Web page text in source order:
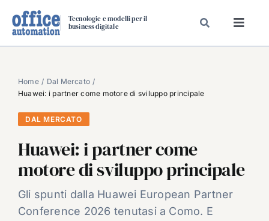
Tecnologie e modelli per il
business digitale
SPECIAL PAPER
TAVOLE ROTONDE DI REDAZIONE
DAL MERCATO
CARRIERE
VIDEO
EVENTI
CHI SIAMO
Home
Dal Mercato
Huawei: i partner come motore di sviluppo principale
DAL MERCATO
Huawei: i partner come
motore di sviluppo principale
Gli spunti dalla Huawei European Partner
Conference 2026 tenutasi a Como. E